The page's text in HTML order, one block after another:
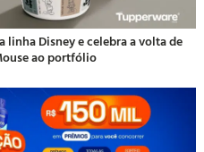
linha Disney e celebra a volta de
ao portfólio